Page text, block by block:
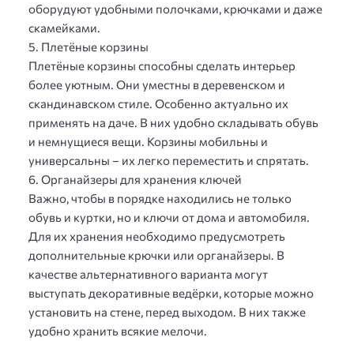
оборудуют удобными полочками, крючками и даже
скамейками.
5. Плетёные корзины
Плетёные корзины способны сделать интерьер
более уютным. Они уместны в деревенском и
скандинавском стиле. Особенно актуально их
применять на даче. В них удобно складывать обувь
и немнущиеся вещи. Корзины мобильны и
универсальны – их легко переместить и спрятать.
6. Органайзеры для хранения ключей
Важно, чтобы в порядке находились не только
обувь и куртки, но и ключи от дома и автомобиля.
Для их хранения необходимо предусмотреть
дополнительные крючки или органайзеры. В
качестве альтернативного варианта могут
выступать декоративные ведёрки, которые можно
установить на стене, перед выходом. В них также
удобно хранить всякие мелочи.